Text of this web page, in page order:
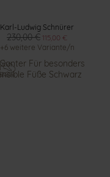
Karl-Ludwig Schnürer
230,00 € 115,00 €
+6 weitere Variante/n